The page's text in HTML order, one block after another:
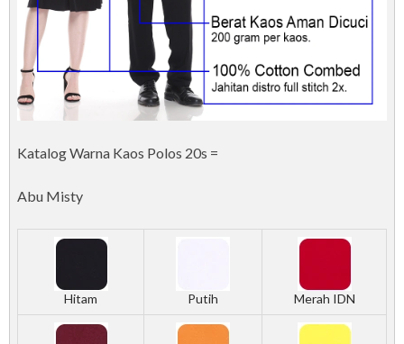
Katalog Warna Kaos Polos 20s =
Abu Misty
Hitam Putih Merah IDN